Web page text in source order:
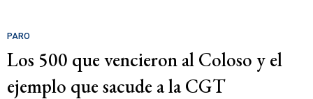
PARO
Los 500 que vencieron al Coloso y el
ejemplo que sacude a la CGT